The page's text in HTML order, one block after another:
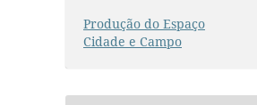
Produção do Espaço
Cidade e Campo